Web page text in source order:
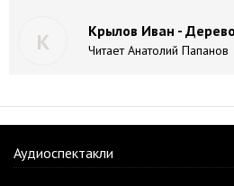
К Крылов Иван - Дерево
Читает Анатолий Папанов
Аудиоспектакли